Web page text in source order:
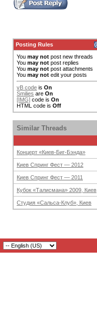
Posting Rules
You may not post new threads
You may not post replies
You may not post attachments
You may not edit your posts
vB code is On
Smilies are On
[IMG] code is On
HTML code is Off
Similar Threads
Концерт «Киев-Биг-Бэнда»
Киев Спринг Фест — 2012
Киев Спринг Фест — 2011
Кубок «Талисмана» 2009, Киев
Студия «Сальса-Клуб», Киев